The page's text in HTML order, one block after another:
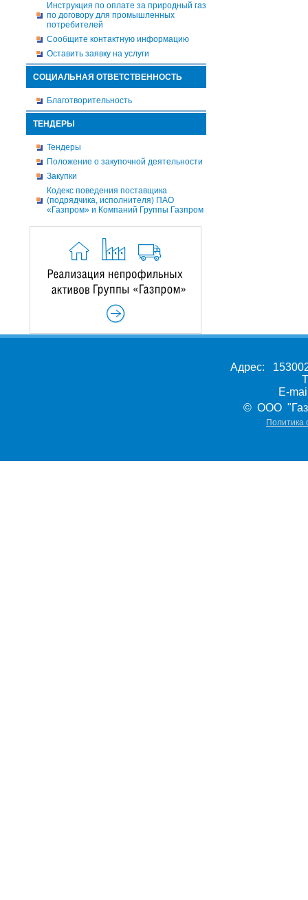
Инструкция по оплате за природный газ
по договору для промышленных
потребителей
Сообщите контактную информацию
Оставить заявку на услуги
СОЦИАЛЬНАЯ ОТВЕТСТВЕННОСТЬ
Благотворительность
ТЕНДЕРЫ
Тендеры
Положение о закупочной деятельности
Закупки
Кодекс поведения поставщика
(подрядчика, исполнителя) ПАО
«Газпром» и Компаний Группы Газпром
Адрес:
E-
© ООО
Политика